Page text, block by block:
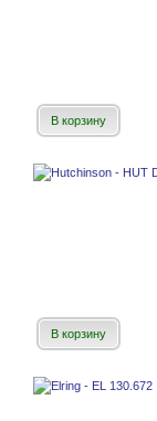
В корзину
В корзину